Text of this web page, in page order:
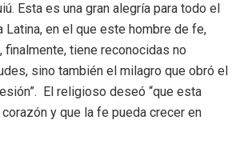
Esta es una gran alegría para todo el
Latina, en el que este hombre de fe,
finalmente, tiene reconocidas no
sino también el milagro que obró el
El religioso deseó “que esta
y que la fe pueda crecer en